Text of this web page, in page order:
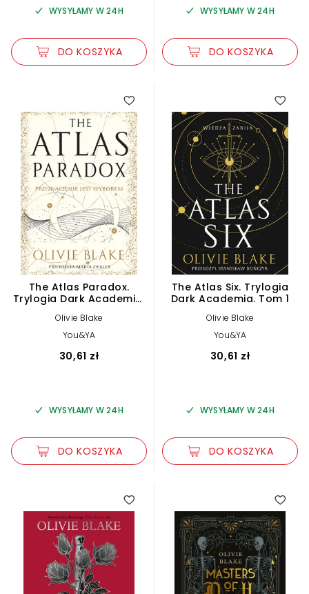
WYSYŁAMY W 24H
DO KOSZYKA
WYSYŁAMY W 24H
DO KOSZYKA
5.00
The Atlas Paradox.
Trylogia Dark Academia.
Olivie Blake
You&YA
30,61 zł
WYSYŁAMY W 24H
DO KOSZYKA
The Atlas Six. Trylogia
Dark Academia. Tom 1
Olivie Blake
You&YA
30,61 zł
WYSYŁAMY W 24H
DO KOSZYKA
3.00